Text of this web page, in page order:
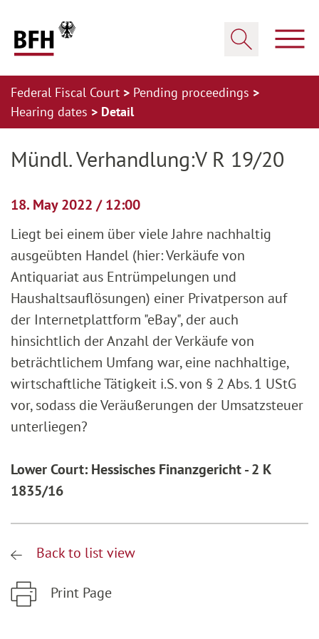
Federal Fiscal Court
Pending proceedings
Hearing dates
Detail
Mündl. Verhandlung:V R 19/20
18. May 2022 / 12:00
Liegt bei einem über viele Jahre nachhaltig
ausgeübten Handel (hier: Verkäufe von
Antiquariat aus Entrümpelungen und
Haushaltsauflösungen) einer Privatperson auf
der Internetplattform "eBay", der auch
hinsichtlich der Anzahl der Verkäufe von
beträchtlichem Umfang war, eine nachhaltige,
wirtschaftliche Tätigkeit i.S. von § 2 Abs. 1 UStG
vor, sodass die Veräußerungen der Umsatzsteuer
unterliegen?
Lower Court: Hessisches Finanzgericht - 2 K
1835/16
Back to list view
Print Page